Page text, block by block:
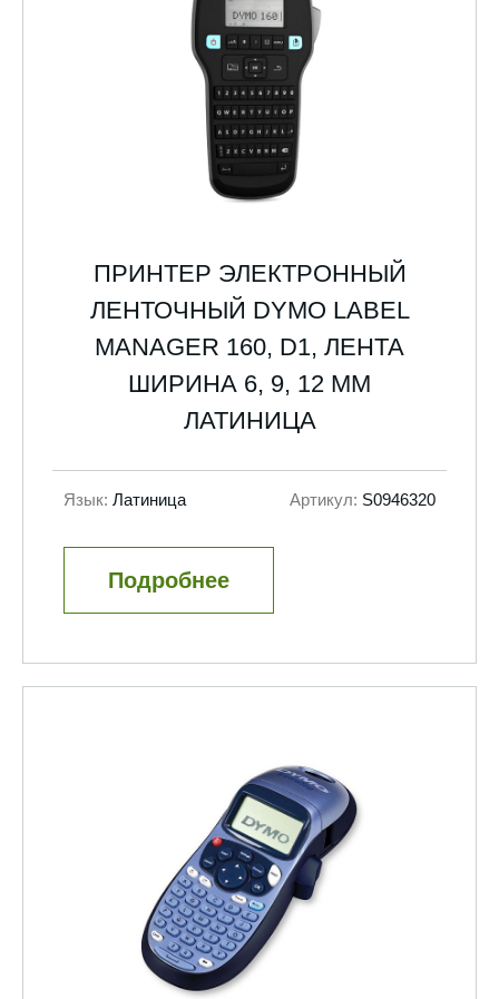
ПРИНТЕР ЭЛЕКТРОННЫЙ
ЛЕНТОЧНЫЙ DYMO LABEL
MANAGER 160, D1, ЛЕНТА
ШИРИНА 6, 9, 12 ММ
ЛАТИНИЦА
Язык: Латиница Артикул: S0946320
Подробнее